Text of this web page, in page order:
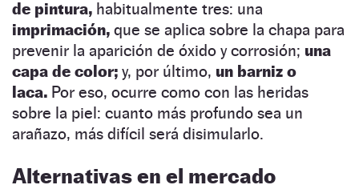
de pintura, habitualmente tres: una
imprimación, que se aplica sobre la chapa para
prevenir la aparición de óxido y corrosión; una
capa de color; y, por último, un barniz o
laca. Por eso, ocurre como con las heridas
sobre la piel: cuanto más profundo sea un
arañazo, más difícil será disimularlo.
Alternativas en el mercado